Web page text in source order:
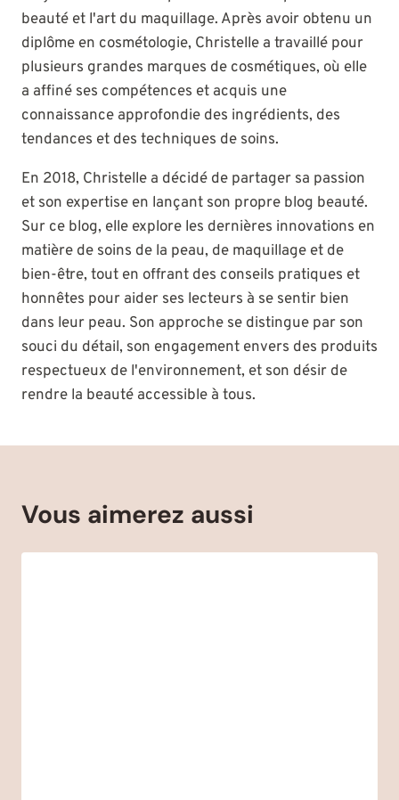
beauté et l'art du maquillage. Après avoir obtenu un
diplôme en cosmétologie, Christelle a travaillé pour
plusieurs grandes marques de cosmétiques, où elle
a affiné ses compétences et acquis une
connaissance approfondie des ingrédients, des
tendances et des techniques de soins.
En 2018, Christelle a décidé de partager sa passion
et son expertise en lançant son propre blog beauté.
Sur ce blog, elle explore les dernières innovations en
matière de soins de la peau, de maquillage et de
bien-être, tout en offrant des conseils pratiques et
honnêtes pour aider ses lecteurs à se sentir bien
dans leur peau. Son approche se distingue par son
souci du détail, son engagement envers des produits
respectueux de l'environnement, et son désir de
rendre la beauté accessible à tous.
Vous aimerez aussi